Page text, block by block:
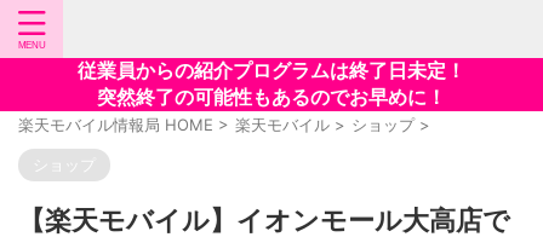
従業員からの紹介プログラムは終了日未定！
突然終了の可能性もあるのでお早めに！
楽天モバイル情報局 HOME > 楽天モバイル > ショップ >
ショップ
【楽天モバイル】イオンモール大高店で